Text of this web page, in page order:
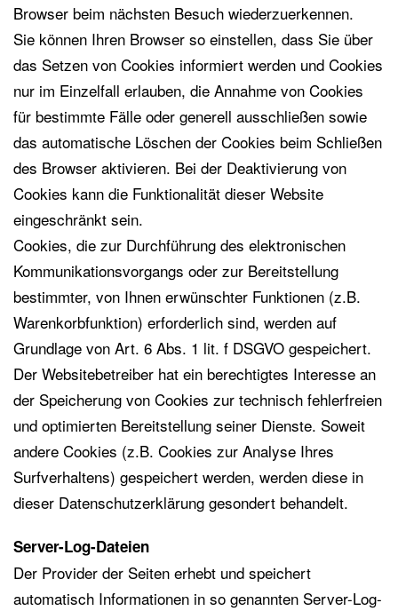
Browser beim nächsten Besuch wiederzuerkennen.
Sie können Ihren Browser so einstellen, dass Sie über
das Setzen von Cookies informiert werden und Cookies
nur im Einzelfall erlauben, die Annahme von Cookies
für bestimmte Fälle oder generell ausschließen sowie
das automatische Löschen der Cookies beim Schließen
des Browser aktivieren. Bei der Deaktivierung von
Cookies kann die Funktionalität dieser Website
eingeschränkt sein.
Cookies, die zur Durchführung des elektronischen
Kommunikationsvorgangs oder zur Bereitstellung
bestimmter, von Ihnen erwünschter Funktionen (z.B.
Warenkorbfunktion) erforderlich sind, werden auf
Grundlage von Art. 6 Abs. 1 lit. f DSGVO gespeichert.
Der Websitebetreiber hat ein berechtigtes Interesse an
der Speicherung von Cookies zur technisch fehlerfreien
und optimierten Bereitstellung seiner Dienste. Soweit
andere Cookies (z.B. Cookies zur Analyse Ihres
Surfverhaltens) gespeichert werden, werden diese in
dieser Datenschutzerklärung gesondert behandelt.
Server-Log-Dateien
Der Provider der Seiten erhebt und speichert
automatisch Informationen in so genannten Server-Log-